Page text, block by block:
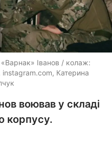
Іванов / колаж:
Катерина
воював у складі
корпусу.